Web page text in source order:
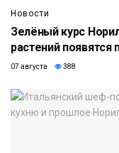
Новости
Зелёный курс
растений появятся
07 августа 388